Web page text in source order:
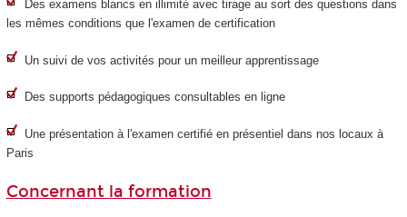
Des examens blancs en illimité avec tirage au sort des questions dans
les mêmes conditions que l'examen de certification
Un suivi de vos activités pour un meilleur apprentissage
Des supports pédagogiques consultables en ligne
Une présentation à l'examen certifié en présentiel dans nos locaux à
Paris
Concernant la formation